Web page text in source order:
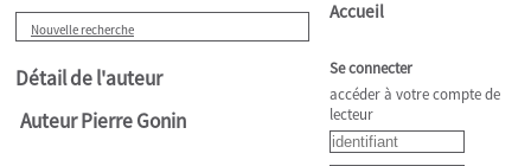
Nouvelle recherche
Détail de l'auteur
Auteur Pierre Gonin
Accueil
Se connecter
accéder à votre compte de
lecteur